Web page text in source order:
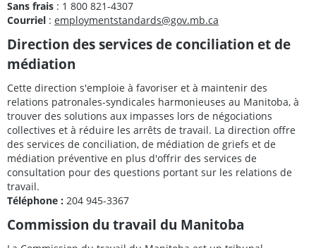
Sans frais : 1 800 821-4307
Courriel : employmentstandards@gov.mb.ca
Direction des services de conciliation et de
médiation
Cette direction s'emploie à favoriser et à maintenir des
relations patronales-syndicales harmonieuses au Manitoba, à
trouver des solutions aux impasses lors de négociations
collectives et à réduire les arrêts de travail. La direction offre
des services de conciliation, de médiation de griefs et de
médiation préventive en plus d'offrir des services de
consultation pour des questions portant sur les relations de
travail.
Téléphone : 204 945-3367
Commission du travail du Manitoba